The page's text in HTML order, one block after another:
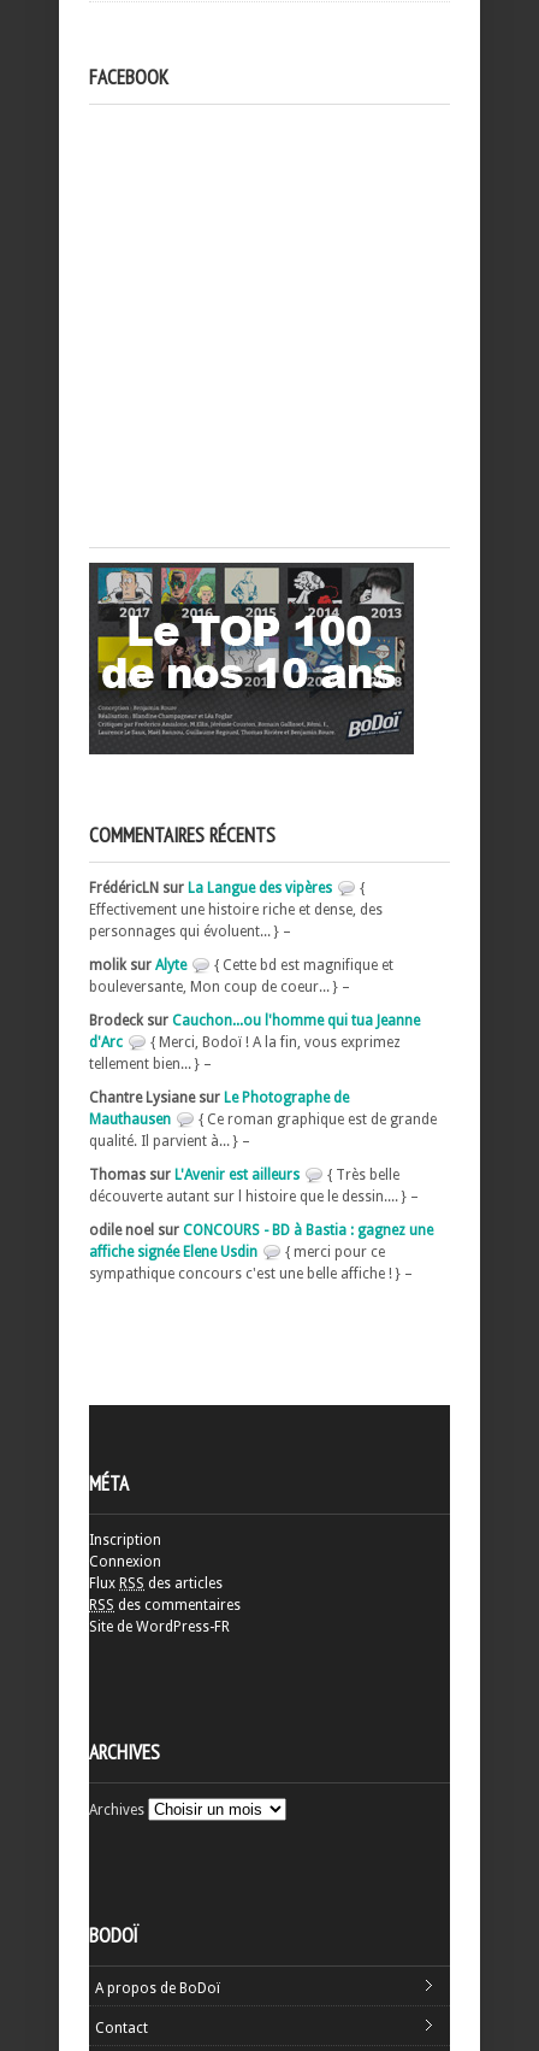
FACEBOOK
COMMENTAIRES RÉCENTS
FrédéricLN sur La Langue des vipères
{
Effectivement une histoire riche et dense, des
personnages qui évoluent... } –
molik sur Alyte
{ Cette bd est magnifique et
bouleversante, Mon coup de coeur... } –
Brodeck sur Cauchon...ou l'homme qui tua Jeanne
d'Arc
{ Merci, Bodoï ! A la fin, vous exprimez
tellement bien... } –
Chantre Lysiane sur Le Photographe de
Mauthausen
{ Ce roman graphique est de grande
qualité. Il parvient à... } –
Thomas sur L'Avenir est ailleurs
{ Très belle
découverte autant sur l histoire que le dessin.... } –
odile noel sur CONCOURS - BD à Bastia : gagnez une
affiche signée Elene Usdin
{ merci pour ce
sympathique concours c'est une belle affiche ! } –
MÉTA
Inscription
Connexion
Flux RSS des articles
RSS des commentaires
Site de WordPress-FR
ARCHIVES
Archives
BODOÏ
A propos de BoDoï
Contact